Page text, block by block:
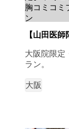
【山田医
大阪院限定
ラン。
大阪